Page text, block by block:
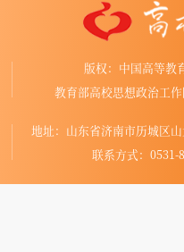
版权：中国高等教
教育部高校思想政治工
地址：山东省济南市历城区
联系方式：